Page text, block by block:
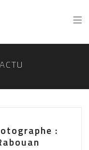
ACTU
: